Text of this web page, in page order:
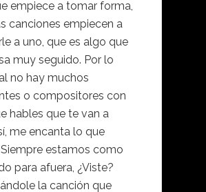
empiece a tomar forma,
canciones empiecen a
a uno, que es algo que
muy seguido. Por lo
no hay muchos
o compositores con
hables que te van a
me encanta lo que
Siempre estamos como
para afuera, ¿Viste?
la canción que